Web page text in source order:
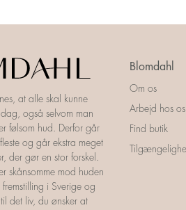
at alle skal kunne
også selvom man
følsom hud. Derfor går
og går ekstra meget
der gør en stor forskel.
skånsomme mod huden
i Sverige og
det liv, du ønsker at
Blomdahl
Om os
Arbejd hos os
Find butik